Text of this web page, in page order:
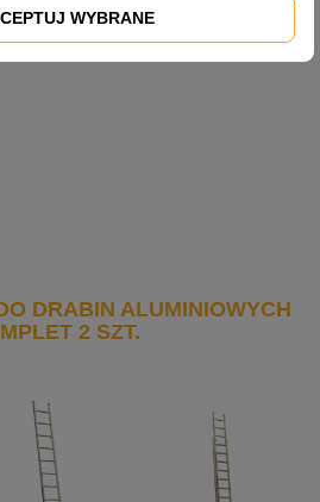
DRABIN ALUMINIOWYCH
2 SZT.
WYBRANE